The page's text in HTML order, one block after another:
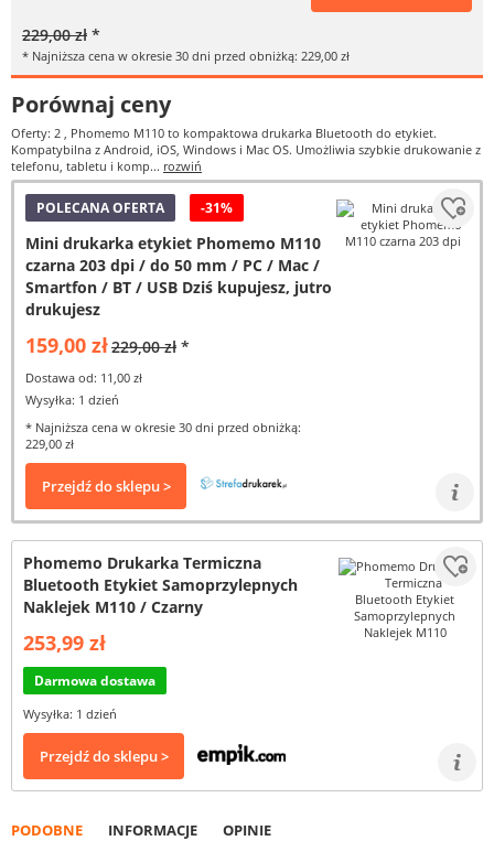
229,00 zł *
* Najniższa cena w okresie 30 dni przed obniżką: 229,00 zł
Porównaj ceny
Oferty: 2 , Phomemo M110 to kompaktowa drukarka Bluetooth do etykiet.
Kompatybilna z Android, iOS, Windows i Mac OS. Umożliwia szybkie drukowanie z
telefonu, tabletu i komp... rozwiń
POLECANA OFERTA -31%
Mini drukarka etykiet Phomemo M110
czarna 203 dpi / do 50 mm / PC / Mac /
Smartfon / BT / USB Dziś kupujesz, jutro
drukujesz
159,00 zł229,00 zł *
Dostawa od: 11,00 zł
Wysyłka: 1 dzień
* Najniższa cena w okresie 30 dni przed obniżką:
229,00 zł
Przejdź do sklepu >
Phomemo Drukarka Termiczna
Bluetooth Etykiet Samoprzylepnych
Naklejek M110 / Czarny
253,99 zł
Darmowa dostawa
Wysyłka: 1 dzień
Przejdź do sklepu >
PODOBNE INFORMACJE OPINIE